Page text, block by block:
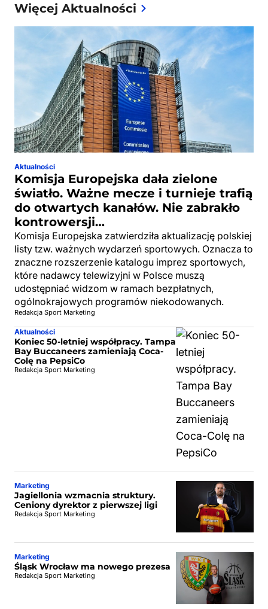
Więcej Aktualności
Aktualności
Komisja Europejska dała zielone
światło. Ważne mecze i turnieje trafią
do otwartych kanałów. Nie zabrakło
kontrowersji…
Komisja Europejska zatwierdziła aktualizację polskiej
listy tzw. ważnych wydarzeń sportowych. Oznacza to
znaczne rozszerzenie katalogu imprez sportowych,
które nadawcy telewizyjni w Polsce muszą
udostępniać widzom w ramach bezpłatnych,
ogólnokrajowych programów niekodowanych.
Redakcja Sport Marketing
Aktualności
Koniec 50-letniej współpracy. Tampa
Bay Buccaneers zamieniają Coca-
Colę na PepsiCo
Redakcja Sport Marketing
Marketing
Jagiellonia wzmacnia struktury.
Ceniony dyrektor z pierwszej ligi
Redakcja Sport Marketing
Marketing
Śląsk Wrocław ma nowego prezesa
Redakcja Sport Marketing